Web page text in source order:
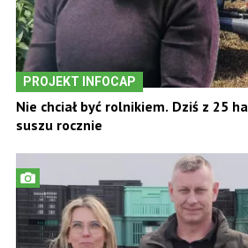
PROJEKT INFOCAP
Nie chciał być rolnikiem. Dziś z 25
suszu rocznie